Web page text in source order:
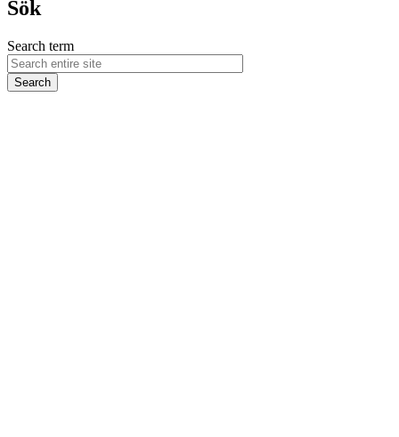
Sök
Search term